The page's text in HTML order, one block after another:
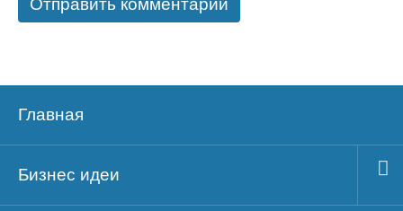
Главная
Бизнес идеи